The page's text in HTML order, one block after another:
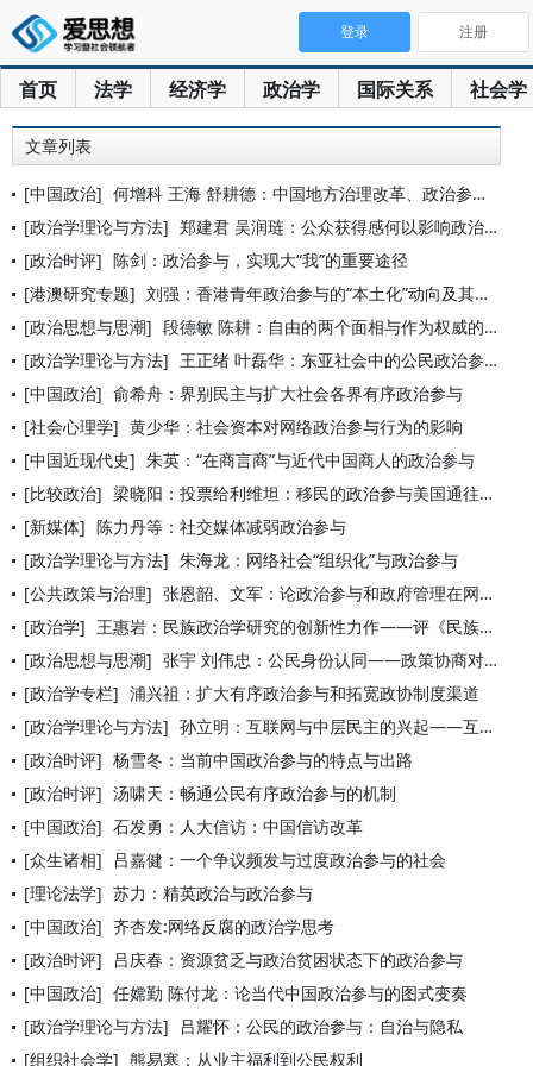
首页 法学 经济学 政治学 国际关系 社会学
登录 注册
文章列表
[中国政治] 何增科 王海 舒耕德：中国地方治理改革、政治参与和政治合法性
[政治学理论与方法] 郑建君 吴润琏：公众获得感何以影响政治认同——基于制度化政治
[政治时评] 陈剑：政治参与，实现大“我”的重要途径
[港澳研究专题] 刘强：香港青年政治参与的“本土化”动向及其应对
[政治思想与思潮] 段德敏 陈耕：自由的两个面相与作为权威的政治代表
[政治学理论与方法] 王正绪 叶磊华：东亚社会中的公民政治参与
[中国政治] 俞希舟：界别民主与扩大社会各界有序政治参与
[社会心理学] 黄少华：社会资本对网络政治参与行为的影响
[中国近现代史] 朱英：“在商言商”与近代中国商人的政治参与
[比较政治] 梁晓阳：投票给利维坦：移民的政治参与美国通往大政府的关联
[新媒体] 陈力丹等：社交媒体减弱政治参与
[政治学理论与方法] 朱海龙：网络社会“组织化”与政治参与
[公共政策与治理] 张恩韶、文军：论政治参与和政府管理在网络空间的良性互动
[政治学] 王惠岩：民族政治学研究的创新性力作——评《民族政治学导论》
[政治思想与思潮] 张宇 刘伟忠：公民身份认同——政策协商对话中的社会粘合基础
[政治学专栏] 浦兴祖：扩大有序政治参与和拓宽政协制度渠道
[政治学理论与方法] 孙立明：互联网与中层民主的兴起——互联网与政治发展的中国实践
[政治时评] 杨雪冬：当前中国政治参与的特点与出路
[政治时评] 汤啸天：畅通公民有序政治参与的机制
[中国政治] 石发勇：人大信访：中国信访改革
[众生诸相]
吕嘉健：一个争议频发与过度政治参与的社会
[理论法学] 苏力：精英政治与政治参与
[中国政治] 齐杏发:网络反腐的政治学思考
[政治时评]
吕庆春：资源贫乏与政治贫困状态下的政治参与
[中国政治] 任嫦勤 陈付龙：论当代中国政治参与的图式变奏
[政治学理论与方法]
吕耀怀：公民的政治参与：自治与隐私
[组织社会学] 熊易寒：从业主福利到公民权利